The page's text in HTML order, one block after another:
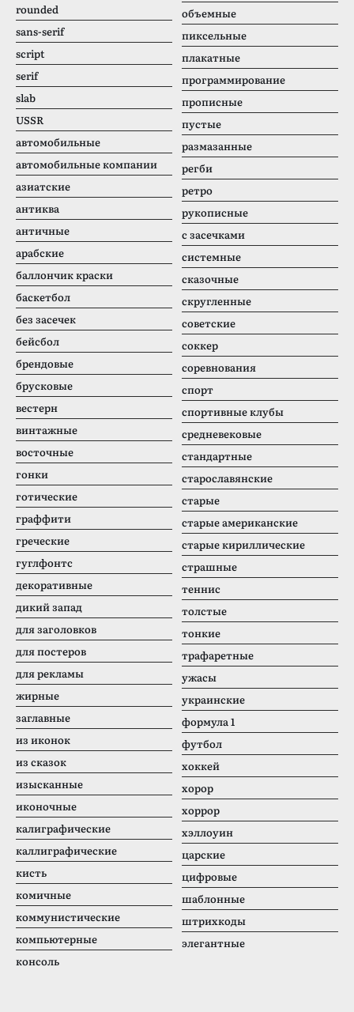
rounded
sans-serif
script
serif
slab
USSR
автомобильные
автомобильные компании
азиатские
антиква
античные
арабские
баллончик краски
баскетбол
без засечек
бейсбол
брендовые
брусковые
вестерн
винтажные
восточные
гонки
готические
граффити
греческие
гуглфонтс
декоративные
дикий запад
для заголовков
для постеров
для рекламы
жирные
заглавные
из иконок
из сказок
изысканные
иконочные
калиграфические
каллиграфические
кисть
комичные
коммунистические
компьютерные
консоль
объемные
пиксельные
плакатные
программирование
прописные
пустые
размазанные
регби
ретро
рукописные
с засечками
системные
сказочные
скругленные
советские
соккер
соревнования
спорт
спортивные клубы
средневековые
стандартные
старославянские
старые
старые американские
старые кириллические
страшные
теннис
толстые
тонкие
трафаретные
ужасы
украинские
формула 1
футбол
хоккей
хорор
хоррор
хэллоуин
царские
цифровые
шаблонные
штрихкоды
элегантные